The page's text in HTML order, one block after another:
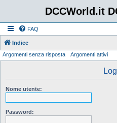
DCCWorld.it
FAQ
Indice
Argomenti senza risposta Argomenti attivi
Nome utente:
Password: